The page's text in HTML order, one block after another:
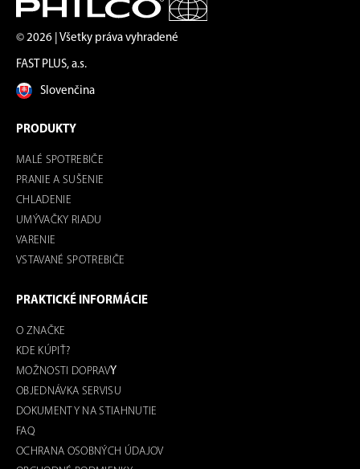
© 2026 | Všetky práva vyhradené
FAST PLUS, a.s.
Slovenčina
PRODUKTY
MALÉ SPOTREBIČE
PRANIE A SUŠENIE
CHLADENIE
UMÝVAČKY RIADU
VARENIE
VSTAVANÉ SPOTREBIČE
PRAKTICKÉ INFORMÁCIE
O ZNAČKE
KDE KÚPIŤ?
MOŽNOSTI DOPRAVY
OBJEDNÁVKA SERVISU
DOKUMENTY NA STIAHNUTIE
FAQ
OCHRANA OSOBNÝCH ÚDAJOV